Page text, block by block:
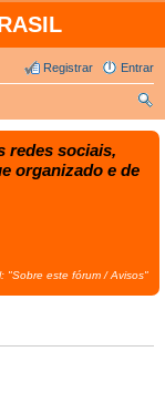
Entrar
Registrar
sar
redes sociais,
organizado e de
"Sobre este fórum / Avisos"